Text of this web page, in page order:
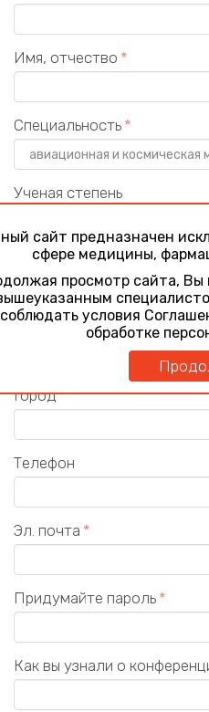
Имя, отчество
Специальность
Ученая степень
Учреждение
Должность
Город
Телефон
Эл. почта
Придумайте пароль
Как вы узнали о
сайт предназначен
сфере медицины,
просмотр сайта, Вы
соблюдать условия
обработке